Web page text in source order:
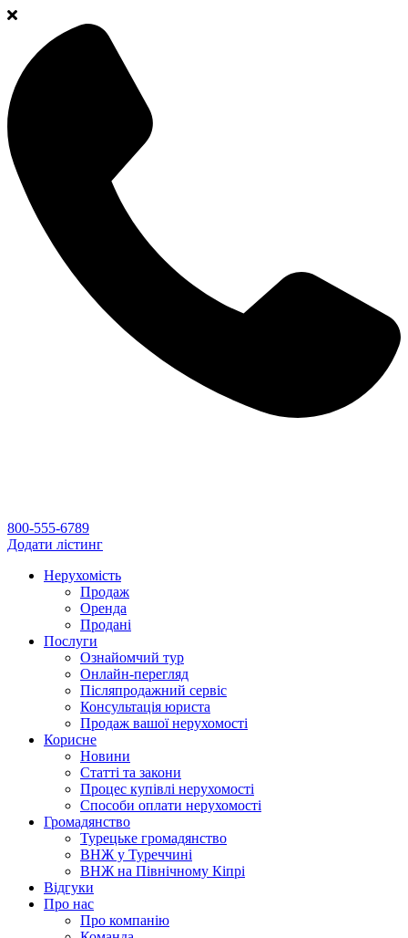
800-555-6789
Додати лістинг
Нерухомість
Продаж
Оренда
Продані
Послуги
Ознайомчий тур
Онлайн-перегляд
Післяпродажний сервіс
Консультація юриста
Продаж вашої нерухомості
Корисне
Новини
Статті та закони
Процес купівлі нерухомості
Способи оплати нерухомості
Громадянство
Турецьке громадянство
ВНЖ у Туреччині
ВНЖ на Північному Кіпрі
Відгуки
Про нас
Про компанію